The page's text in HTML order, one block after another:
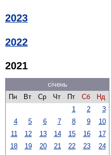
2023
2022
2021
січень
Пн
Вт Ср Чт Пт Сб
Нд
1
2
3
4
5 6 7 8 9
10
11
12 13 14 15 16
17
18
19 20 21 22 23
24